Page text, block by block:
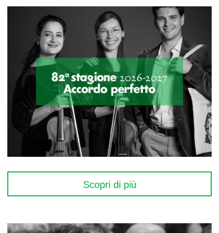
Scopri di più